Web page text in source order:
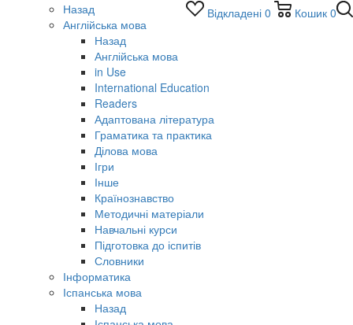
Відкладені 0 Кошик 0
Назад
Англійська мова
Назад
Англійська мова
in Use
International Education
Readers
Адаптована література
Граматика та практика
Ділова мова
Ігри
Інше
Країнознавство
Методичні матеріали
Навчальні курси
Підготовка до іспитів
Словники
Інформатика
Іспанська мова
Назад